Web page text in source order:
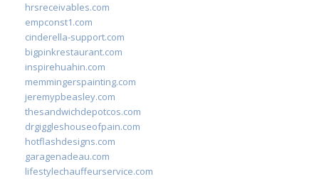
hrsreceivables.com
empconst1.com
cinderella-support.com
bigpinkrestaurant.com
inspirehuahin.com
memmingerspainting.com
jeremypbeasley.com
thesandwichdepotcos.com
drgiggleshouseofpain.com
hotflashdesigns.com
garagenadeau.com
lifestylechauffeurservice.com